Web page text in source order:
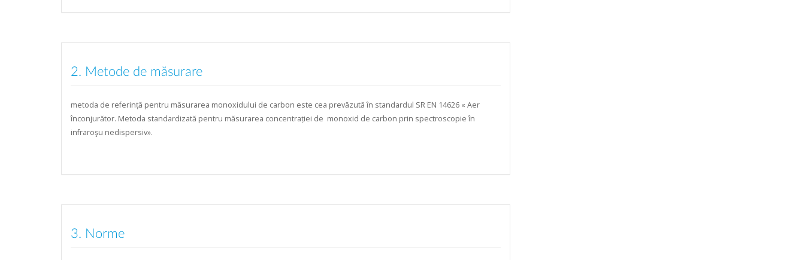
2. Metode de măsurare
metoda de referință pentru măsurarea monoxidului de carbon este cea prevăzută în standardul SR EN 14626 « Aer
înconjurător. Metoda standardizată pentru măsurarea concentrației de monoxid de carbon prin spectroscopie în
infraroşu nedispersiv».
3. Norme